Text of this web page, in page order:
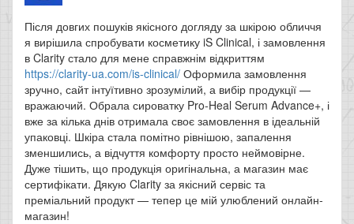
Після довгих пошуків якісного догляду за шкірою обличчя
я вирішила спробувати косметику iS Clinical, і замовлення
в Clarity стало для мене справжнім відкриттям
https://clarity-ua.com/is-clinical/ Оформила замовлення
зручно, сайт інтуїтивно зрозумілий, а вибір продукції —
вражаючий. Обрала сироватку Pro-Heal Serum Advance+, і
вже за кілька днів отримала своє замовлення в ідеальній
упаковці. Шкіра стала помітно рівнішою, запалення
зменшились, а відчуття комфорту просто неймовірне.
Дуже тішить, що продукція оригінальна, а магазин має
сертифікати. Дякую Clarity за якісний сервіс та
преміальний продукт — тепер це мій улюблений онлайн-
магазин!